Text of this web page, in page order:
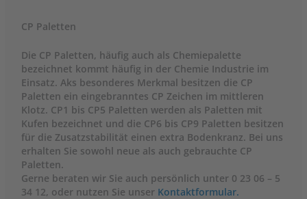
CP Paletten
Die CP Paletten, häufig auch als Chemiepalette
bezeichnet kommt häufig in der Chemie Industrie im
Einsatz. Aks besonderes Merkmal besitzen die CP
Paletten ein eingebranntes CP Zeichen im mittleren
Klotz. CP1 bis CP5 Paletten werden als Paletten mit
Kufen bezeichnet und die CP6 bis CP9 Paletten besitzen
für die Zusatzstabilität einen extra Bodenkranz. Bei uns
erhalten Sie sowohl neue als auch gebrauchte CP
Paletten.
Gerne beraten wir Sie auch persönlich unter 0 23 06 – 5
34 12, oder nutzen Sie unser Kontaktformular.